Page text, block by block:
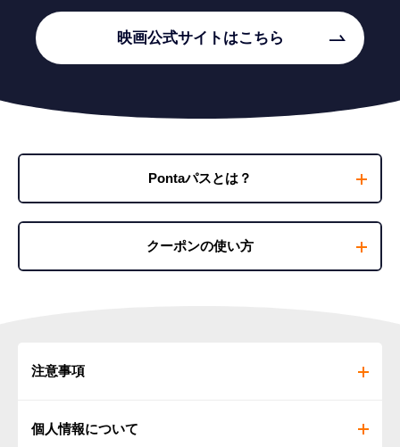
映画公式サイトはこちら
Pontaパスとは？
クーポンの使い方
❶ クーポンページにてクーポン番号を確認後、[インターネ
注意事項
推しトク映画1,100円クーポンは、転売が固く禁止されています。このクーポ
個人情報について